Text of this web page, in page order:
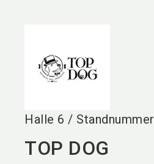
Halle 6 / Standnummer
TOP DOG